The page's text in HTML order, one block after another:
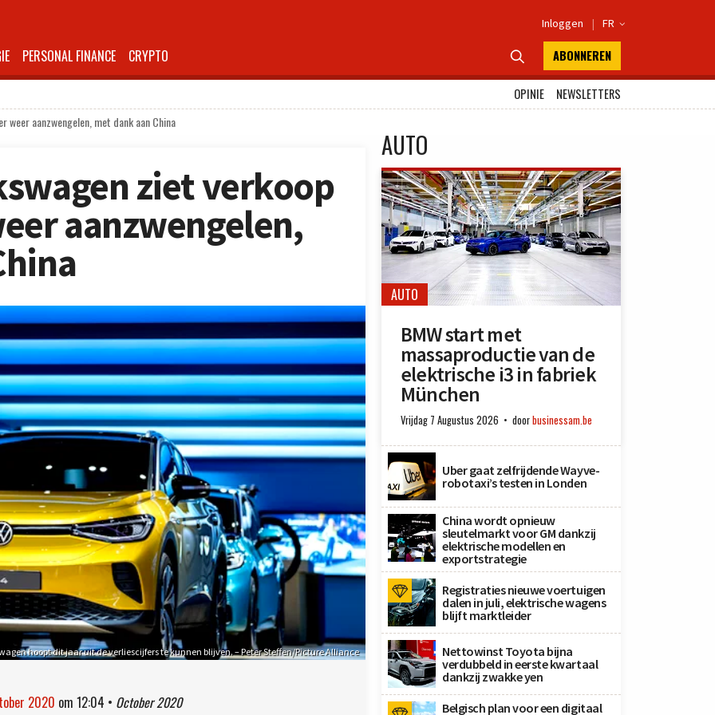
Inloggen | FR 
PERSONAL FINANCE CRYPTO  ABONNEREN
OPINIE
NEWSLETTERS
aanzwengelen, met dank aan China
ziet verkoop
aanzwengelen,
hoopt dit jaar uit de verliescijfers te kunnen blijven. – Peter Steffen/Picture Alliance
2020 om 12:04 • October 2020
AUTO
AUTO
BMW start met
massaproductie van de
elektrische i3 in fabriek
München
Vrijdag 7 Augustus 2026 doorbusinessam.be
Uber gaat zelfrijdende Wayve-
robotaxi’s testen in Londen
China wordt opnieuw
sleutelmarkt voor GM dankzij
elektrische modellen en
exportstrategie
Registraties nieuwe voertuigen
dalen in juli, elektrische wagens
blijft marktleider
Nettowinst Toyota bijna
verdubbeld in eerste kwartaal
dankzij zwakke yen
Belgisch plan voor een digitaal